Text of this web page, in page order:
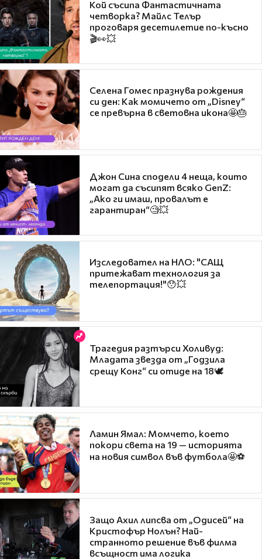
Кой съсипа Фантастичната
четворка? Майлс Телър
проговаря десетилетие по-късно
🎬👀💥
Селена Гомес празнува рождения
си ден: Как момичето от „Disney“
се превърна в световна икона🤩🎂
Джон Сина сподели 4 неща, които
могат да съсипят всяко GenZ:
„Ако ги имаш, провалът е
гарантиран“🧐💥
Изследовател на НЛО: "САЩ
притежават технология за
телепортация!"😯💥
Трагедия разтърси Холивуд:
Младата звезда от „Годзила
срещу Конг“ си отиде на 18🕊️
Ламин Ямал: Момчето, което
покори света на 19 — историята
на новия символ във футбола🤩⚽
Защо Ахил липсва от „Одисей“ на
Кристофър Нолън? Най-
странното решение във филма
всъщност има логика